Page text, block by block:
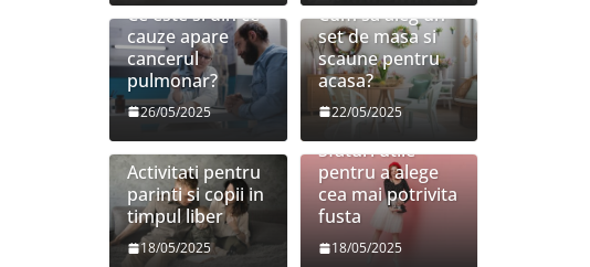
Ce este si din ce
cauze apare
cancerul
pulmonar?
26/05/2025
Cum sa aleg un
set de masa si
scaune pentru
acasa?
22/05/2025
Activitati pentru
parinti si copii in
timpul liber
18/05/2025
Sfaturi utile
pentru a alege
cea mai potrivita
fusta
18/05/2025